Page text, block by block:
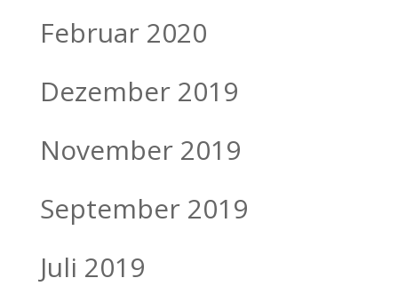
Februar 2020
Dezember 2019
November 2019
September 2019
Juli 2019